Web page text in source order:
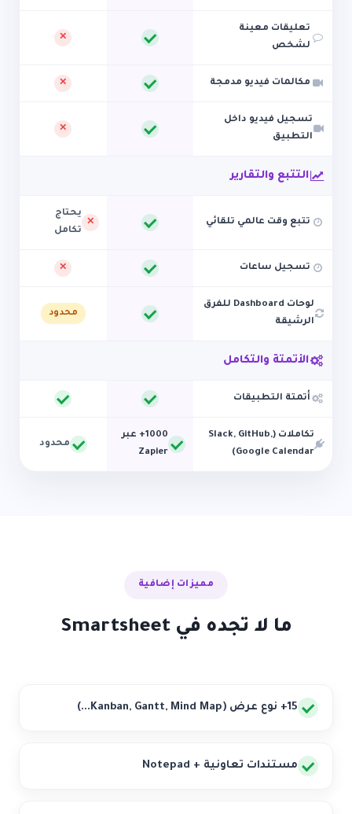
تعليقات معينة
لشخص
مكالمات فيديو مدمجة
تسجيل فيديو داخل
التطبيق
التتبع والتقارير
تتبع وقت عالمي تلقائي
يحتاج
تكامل
تسجيل ساعات
لوحات Dashboard للفرق
الرشيقة
محدود
الأتمتة والتكامل
أتمتة التطبيقات
تكاملات (Slack, GitHub,
Google Calendar)
1000+ عبر
Zapier
محدود
مميزات إضافية
ما لا تجده في Smartsheet
15+ نوع عرض (Kanban, Gantt, Mind Map...)
مستندات تعاونية + Notepad